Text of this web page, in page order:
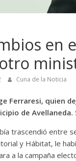
en
Cuna de la Noticia
Ferraresi, quien
de
trascendió entre
y Hábitat, le
a la campaña